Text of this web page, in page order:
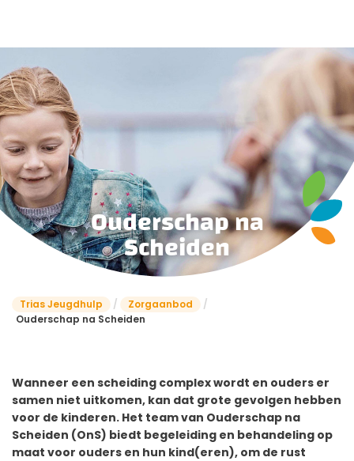
Ouderschap na
Scheiden
Trias Jeugdhulp / Zorgaanbod
/
Ouderschap na Scheiden
Wanneer een scheiding complex wordt en ouders er
samen niet uitkomen, kan dat grote gevolgen hebben
voor de kinderen. Het team van Ouderschap na
Scheiden (OnS) biedt begeleiding en behandeling op
maat voor ouders en hun kind(eren), om de rust